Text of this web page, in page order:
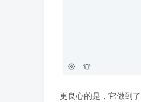
更良心的是，它做到了